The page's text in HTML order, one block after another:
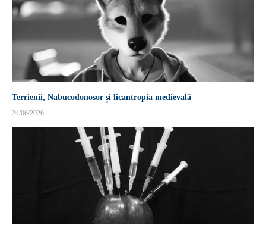
Terrienii, Nabucodonosor și licantropia medievală
24/06/2026